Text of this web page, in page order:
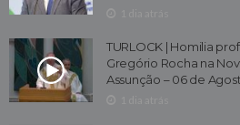
TURLOCK | Homilia
Gregório Rocha na
Assunção – 06 de